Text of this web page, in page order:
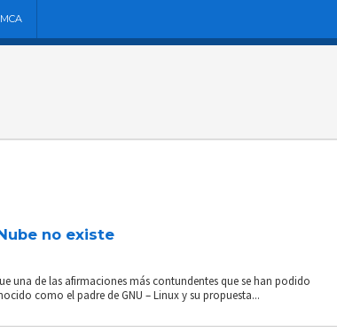
no existe
una de las afirmaciones más contundentes que se han podido
como el padre de GNU – Linux y su propuesta...